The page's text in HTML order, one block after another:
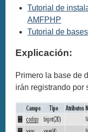
Tutorial de
AMFPHP
Tutorial de
Explicación:
Primero la base de
irán registrando por